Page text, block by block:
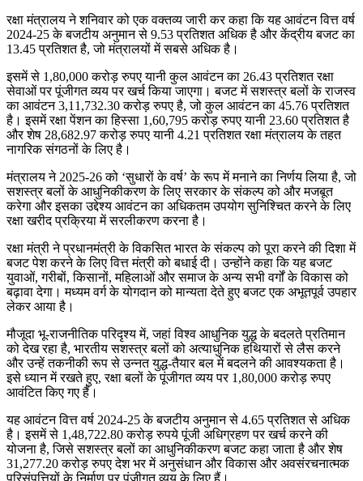
रक्षा मंत्रालय ने शनिवार को एक वक्तव्य जारी कर कहा कि यह आवंटन वित्त वर्ष
2024-25 के बजटीय अनुमान से 9.53 प्रतिशत अधिक है और केंद्रीय बजट का
13.45 प्रतिशत है, जो मंत्रालयों में सबसे अधिक है।
इसमें से 1,80,000 करोड़ रुपए यानी कुल आवंटन का 26.43 प्रतिशत रक्षा
सेवाओं पर पूंजीगत व्यय पर खर्च किया जाएगा। बजट में सशस्त्र बलों के राजस्व
का आवंटन 3,11,732.30 करोड़ रुपए है, जो कुल आवंटन का 45.76 प्रतिशत
है। इसमें रक्षा पेंशन का हिस्सा 1,60,795 करोड़ रुपए यानी 23.60 प्रतिशत है
और शेष 28,682.97 करोड़ रुपए यानी 4.21 प्रतिशत रक्षा मंत्रालय के तहत
नागरिक संगठनों के लिए है।
मंत्रालय ने 2025-26 को ‘सुधारों के वर्ष’ के रूप में मनाने का निर्णय लिया है, जो
सशस्त्र बलों के आधुनिकीकरण के लिए सरकार के संकल्प को और मजबूत
करेगा और इसका उद्देश्य आवंटन का अधिकतम उपयोग सुनिश्चित करने के लिए
रक्षा खरीद प्रक्रिया में सरलीकरण करना है।
रक्षा मंत्री ने प्रधानमंत्री के विकसित भारत के संकल्प को पूरा करने की दिशा में
बजट पेश करने के लिए वित्त मंत्री को बधाई दी। उन्होंने कहा कि यह बजट
युवाओं, गरीबों, किसानों, महिलाओं और समाज के अन्य सभी वर्गों के विकास को
बढ़ावा देगा। मध्यम वर्ग के योगदान को मान्यता देते हुए बजट एक अभूतपूर्व उपहार
लेकर आया है।
मौजूदा भू-राजनीतिक परिदृश्य में, जहां विश्व आधुनिक युद्ध के बदलते प्रतिमान
को देख रहा है, भारतीय सशस्त्र बलों को अत्याधुनिक हथियारों से लैस करने
और उन्हें तकनीकी रूप से उन्नत युद्ध-तैयार बल में बदलने की आवश्यकता है।
इसे ध्यान में रखते हुए, रक्षा बलों के पूंजीगत व्यय पर 1,80,000 करोड़ रुपए
आवंटित किए गए हैं।
यह आवंटन वित्त वर्ष 2024-25 के बजटीय अनुमान से 4.65 प्रतिशत से अधिक
है। इसमें से 1,48,722.80 करोड़ रुपये पूंजी अधिग्रहण पर खर्च करने की
योजना है, जिसे सशस्त्र बलों का आधुनिकीकरण बजट कहा जाता है और शेष
31,277.20 करोड़ रुपए देश भर में अनुसंधान और विकास और अवसंरचनात्मक
परिसंपत्तियों के निर्माण पर पूंजीगत व्यय के लिए हैं।